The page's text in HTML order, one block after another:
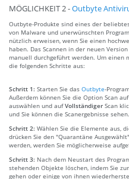
MÖGLICHKEIT 2 -Outbyte
Outbyte-Produkte sind eines der
von Malware und unerwünschten
nützlich erweisen, wenn Sie einen
haben. Das Scannen in der neuen
manuell durchgeführt werden. Um einen
die folgenden Schritte aus:
Schritt 1: Starten Sie das Outbyte-
Außerdem können Sie die Option Scan
auswählen und aufVollständiger Scan
und Sie können die Scanergebnisse sehen.
Schritt 2: Wählen Sie die Elemente aus,
drücken Sie den "Quarantäne
werden, werden Sie möglicherweise
Schritt 3: Nach dem Neustart des
stehenden Objekte löschen, indem Sie
gehen oder einige von ihnen